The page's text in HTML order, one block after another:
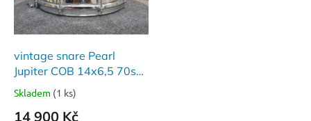
p
dvintage snare Pearl
Jupiter COB 14x6,5 70s
MIJ
Skladem (1 ks)
14 900 Kč